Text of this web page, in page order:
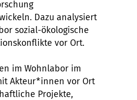
Dazu analysiert
sozial-ökologische
vor Ort.
im Wohnlabor im
Akteur*innen vor Ort
Projekte,